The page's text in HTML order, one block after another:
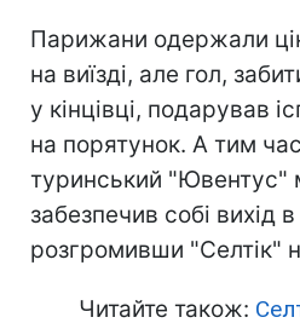
Парижани одержали
на виїзді, але гол,
у кінцівці, подарував
на порятунок. А тим
туринський "Ювентус"
забезпечив собі вихід
розгромивши "Селтік"
Читайте також: